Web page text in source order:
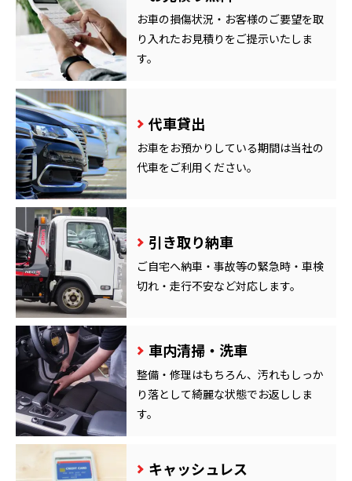
お車の損傷状況・お客様のご要望を取
り入れたお見積りをご提示いたしま
す。
代車貸出
お車をお預かりしている期間は当社の
代車をご利用ください。
引き取り納車
ご自宅へ納車・事故等の緊急時・車検
切れ・走行不安など対応します。
車内清掃・洗車
整備・修理はもちろん、汚れもしっか
り落として綺麗な状態でお返ししま
す。
キャッシュレス